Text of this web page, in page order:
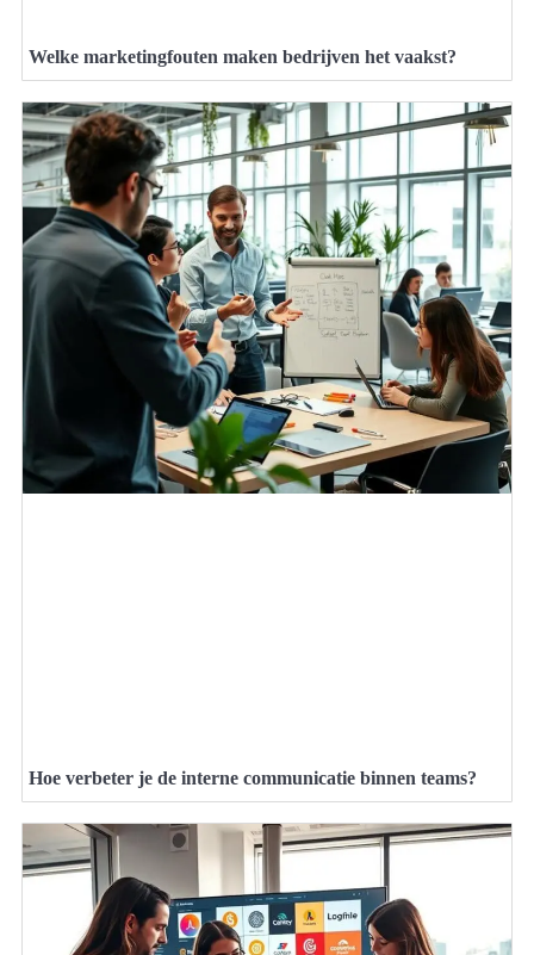
Welke marketingfouten maken bedrijven het vaakst?
Hoe verbeter je de interne communicatie binnen teams?